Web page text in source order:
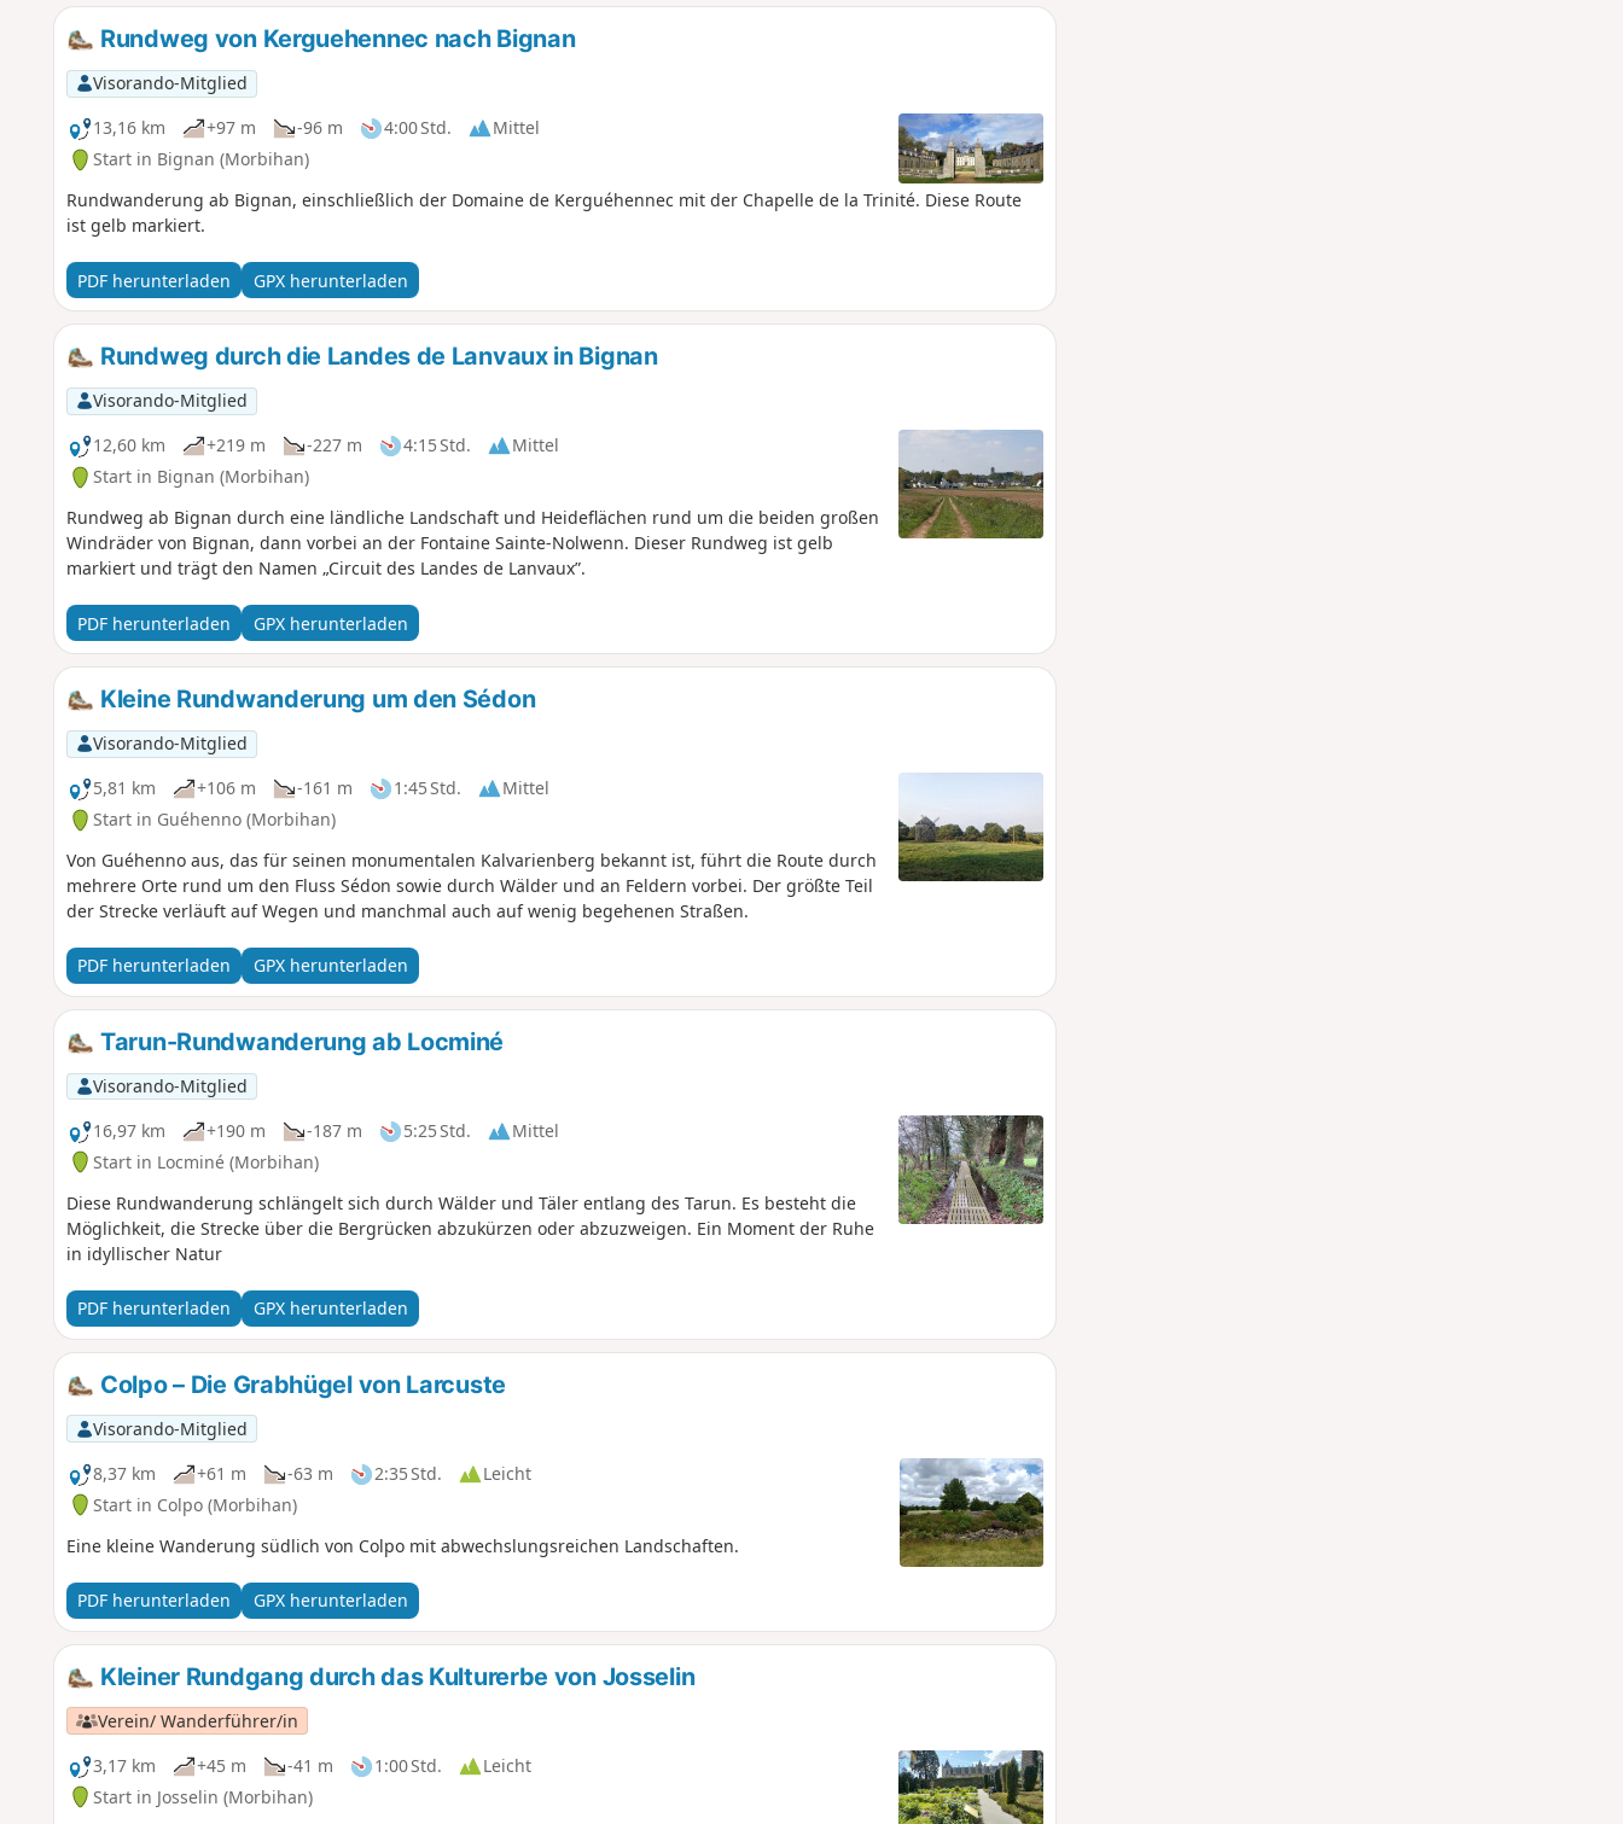
Rundweg von Kerguehennec nach Bignan
Visorando-Mitglied
13,16 km
+97 m -96 m 4:00 Std.
Mittel
Start in Bignan (Morbihan)
Rundwanderung ab Bignan, einschließlich der Domaine de Kerguéhennec mit der Chapelle de la Trinité. Diese Route
ist gelb markiert.
PDF herunterladen GPX herunterladen
Rundweg durch die Landes de Lanvaux in Bignan
Visorando-Mitglied
12,60 km
+219 m -227 m 4:15 Std.
Mittel
Start in Bignan (Morbihan)
Rundweg ab Bignan durch eine ländliche Landschaft und Heideflächen rund um die beiden großen
Windräder von Bignan, dann vorbei an der Fontaine Sainte-Nolwenn. Dieser Rundweg ist gelb
markiert und trägt den Namen „Circuit des Landes de Lanvaux”.
PDF herunterladen GPX herunterladen
Kleine Rundwanderung um den Sédon
Visorando-Mitglied
5,81 km
+106 m -161 m 1:45 Std.
Mittel
Start in Guéhenno (Morbihan)
Von Guéhenno aus, das für seinen monumentalen Kalvarienberg bekannt ist, führt die Route durch
mehrere Orte rund um den Fluss Sédon sowie durch Wälder und an Feldern vorbei. Der größte Teil
der Strecke verläuft auf Wegen und manchmal auch auf wenig begehenen Straßen.
PDF herunterladen GPX herunterladen
Tarun-Rundwanderung ab Locminé
Visorando-Mitglied
16,97 km
+190 m -187 m 5:25 Std.
Mittel
Start in Locminé (Morbihan)
Diese Rundwanderung schlängelt sich durch Wälder und Täler entlang des Tarun. Es besteht die
Möglichkeit, die Strecke über die Bergrücken abzukürzen oder abzuzweigen. Ein Moment der Ruhe
in idyllischer Natur
PDF herunterladen GPX herunterladen
Colpo – Die Grabhügel von Larcuste
Visorando-Mitglied
8,37 km
+61 m -63 m 2:35 Std.
Leicht
Start in Colpo (Morbihan)
Eine kleine Wanderung südlich von Colpo mit abwechslungsreichen Landschaften.
PDF herunterladen GPX herunterladen
Kleiner Rundgang durch das Kulturerbe von Josselin
Verein/ Wanderführer/in
3,17 km
+45 m -41 m 1:00 Std.
Leicht
Start in Josselin (Morbihan)